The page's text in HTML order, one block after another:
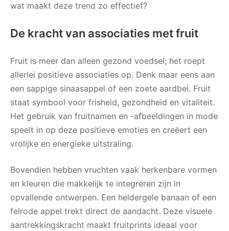
wat maakt deze trend zo effectief?
De kracht van associaties met fruit
Fruit is meer dan alleen gezond voedsel; het roept
allerlei positieve associaties op. Denk maar eens aan
een sappige sinaasappel of een zoete aardbei. Fruit
staat symbool voor frisheid, gezondheid en vitaliteit.
Het gebruik van fruitnamen en -afbeeldingen in mode
speelt in op deze positieve emoties en creëert een
vrolijke en energieke uitstraling.
Bovendien hebben vruchten vaak herkenbare vormen
en kleuren die makkelijk te integreren zijn in
opvallende ontwerpen. Een heldergele banaan of een
felrode appel trekt direct de aandacht. Deze visuele
aantrekkingskracht maakt fruitprints ideaal voor